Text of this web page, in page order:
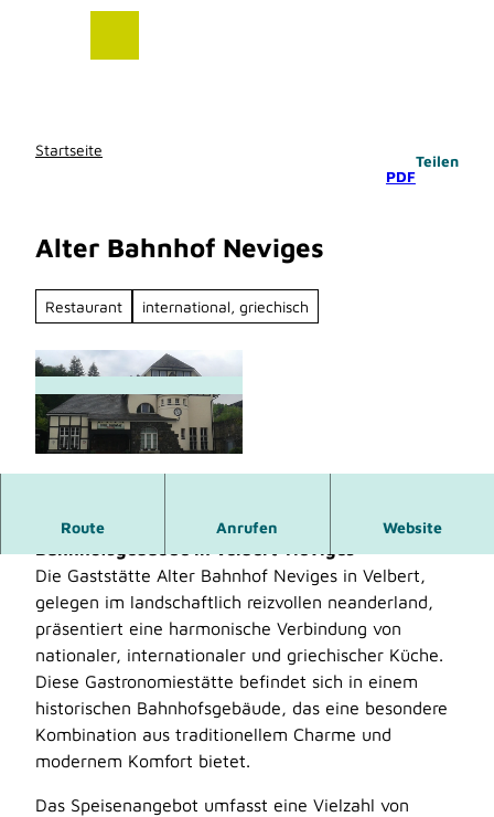
Startseite
PDF
Teilen
Alter Bahnhof Neviges
Restaurant international, griechisch
© Kreis Mettmann |CC-BY-SA
Route Anrufen Website
Restaurant im traditionsreichen alten
Die Gaststätte Alter Bahnhof Neviges in Velbert,
gelegen im landschaftlich reizvollen neanderland,
präsentiert eine harmonische Verbindung von
nationaler, internationaler und griechischer Küche.
Diese Gastronomiestätte befindet sich in einem
historischen Bahnhofsgebäude, das eine besondere
Kombination aus traditionellem Charme und
modernem Komfort bietet.
Das Speisenangebot umfasst eine Vielzahl von